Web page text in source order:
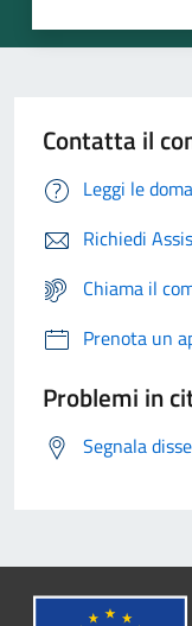
Contatta il
Leggi le
Richiedi
Chiama il
Prenota un
Problemi in
Segnala